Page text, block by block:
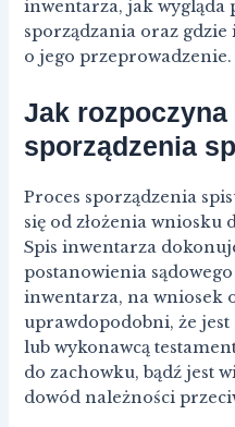
inwentarza, jak wygląda
sporządzania oraz gdzie
o jego przeprowadzenie.
Jak
sporządzenia
Proces sporządzenia
się od złożenia wniosku
Spis inwentarza
postanowienia
inwentarza, na wniosek
uprawdopodobni, że jest
lub wykonawcą
do zachowku, bądź jest
dowód należności